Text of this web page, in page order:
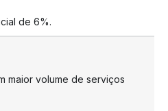
de 6%.
maior volume de serviços